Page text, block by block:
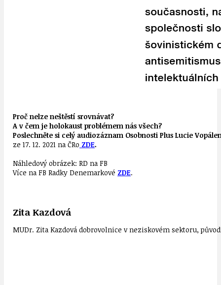
Proč nelze neštěstí srovnávat?
A v čem je holokaust problémem nás všech?
Poslechněte si celý audiozáznam Osobnosti Plus Lucie
ze 17. 12. 2021 na ČRo ZDE.
Náhledový obrázek: RD na FB
Více na FB Radky Denemarkové ZDE.
Zita Kazdová
MUDr. Zita Kazdová dobrovolnice v neziskovém sektoru,